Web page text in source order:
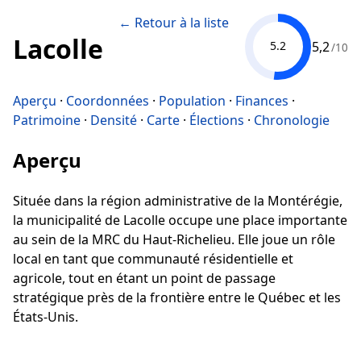
Lacolle
← Retour à la liste
5.2 5,2/10
Aperçu · Coordonnées · Population · Finances ·
Patrimoine · Densité · Carte · Élections · Chronologie
Aperçu
Située dans la région administrative de la Montérégie,
la municipalité de Lacolle occupe une place importante
au sein de la MRC du Haut-Richelieu. Elle joue un rôle
local en tant que communauté résidentielle et
agricole, tout en étant un point de passage
stratégique près de la frontière entre le Québec et les
États-Unis.